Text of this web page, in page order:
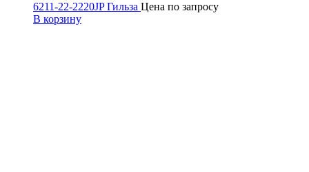
6211-22-2220JP Гильза Цена по запросу
В корзину